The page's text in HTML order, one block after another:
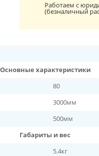
Работаем с
(безналичный
Основные характеристики
80
3000мм
500мм
Габариты и вес
5.4кг